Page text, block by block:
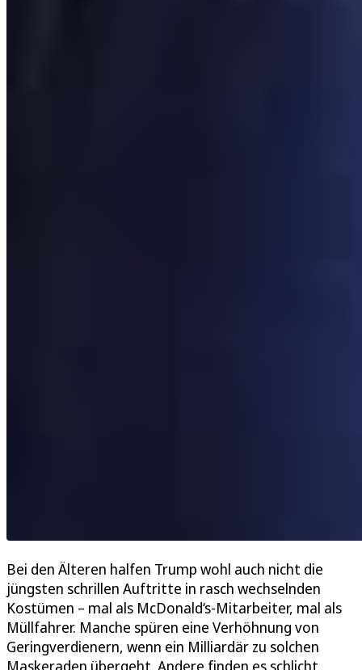
Bei den Älteren halfen Trump wohl auch nicht die
jüngsten schrillen Auftritte in rasch wechselnden
Kostümen – mal als McDonald‘s-Mitarbeiter, mal als
Müllfahrer. Manche spüren eine Verhöhnung von
Geringverdienern, wenn ein Milliardär zu solchen
Maskeraden übergeht. Andere finden es schlicht